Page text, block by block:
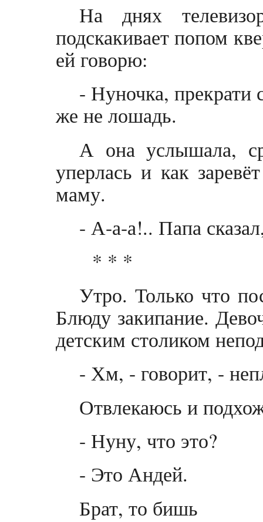
На днях
подскакивает попом
ей говорю:
- Нуночка,
же не лошадь.
А она услышала,
уперлась и как
маму.
- А-а-а!.. Папа
* * *
Утро. Только что
Блюду закипание.
детским столиком
- Хм, - говорит, -
Отвлекаюсь и
- Нуну, что это?
- Это Андей.
Брат, то бишь